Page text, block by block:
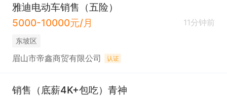
雅迪电动车销售（五险）
5000-10000元/月
11分钟前
东坡区
眉山市帝鑫商贸有限公司 认证
销售（底薪4K+包吃）青神